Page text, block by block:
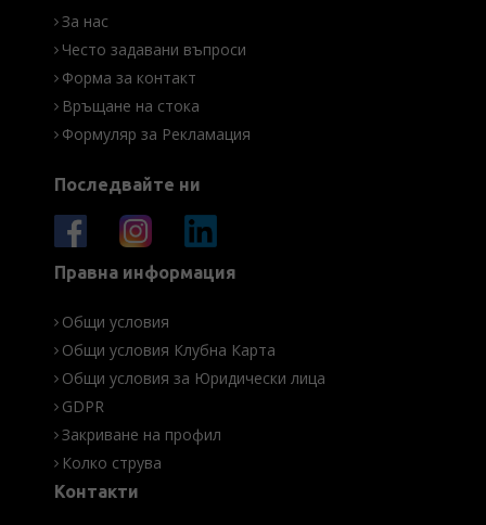
За нас
Често задавани въпроси
Форма за контакт
Връщане на стока
Формуляр за Рекламация
Последвайте ни
Правна информация
Общи условия
Общи условия Клубна Карта
Общи условия за Юридически лица
GDPR
Закриване на профил
Колко струва
Контакти